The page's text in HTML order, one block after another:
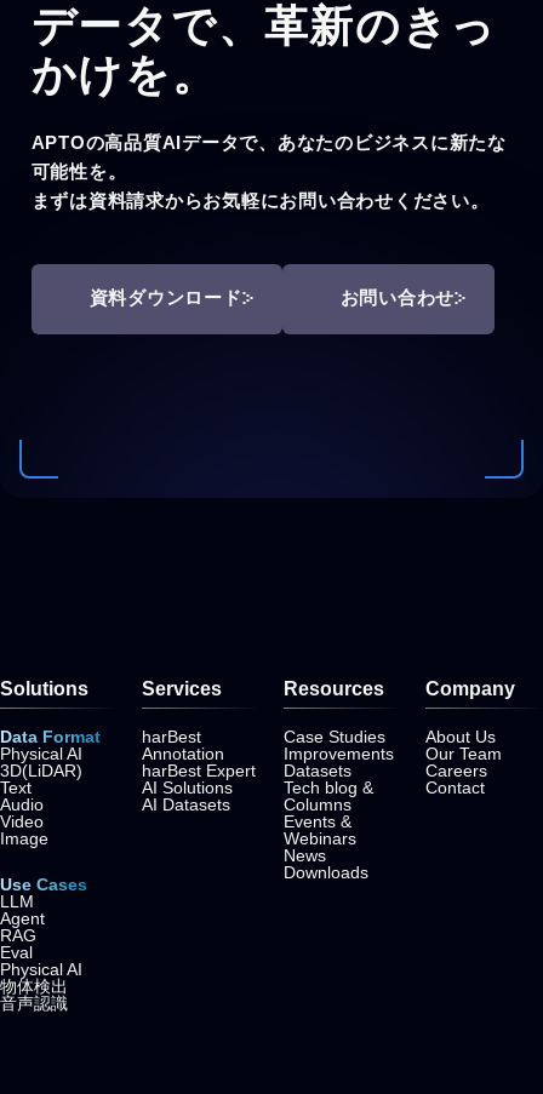
データで、 革新のきっ
かけを。
APTOの高品質AIデータで、あなたのビジネスに新たな
可能性を。
まずは資料請求からお気軽にお問い合わせください。
資料ダウンロード お問い合わせ
Solutions
Data Format
Physical AI
3D(LiDAR)
Text
Audio
Video
Image
Use Cases
LLM
Agent
RAG
Eval
Physical AI
物体検出
音声認識
Services
harBest
Annotation
harBest Expert
AI Solutions
AI Datasets
Resources
Case Studies
Improvements
Datasets
Tech blog &
Columns
Events &
Webinars
News
Downloads
Company
About Us
Our Team
Careers
Contact